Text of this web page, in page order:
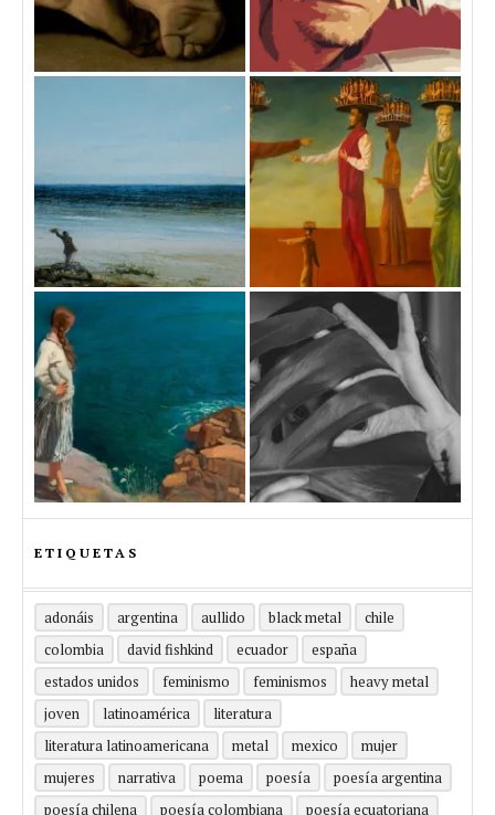
ETIQUETAS
adonáis argentina aullido black metal
chile
colombia
david fishkind ecuador
españa
estados unidos
feminismo feminismos
heavy metal
joven
latinoamérica
literatura
literatura latinoamericana
metal mexico
mujer
mujeres
narrativa poema poesía
poesía argentina
poesía chilena
poesía colombiana
poesía ecuatoriana